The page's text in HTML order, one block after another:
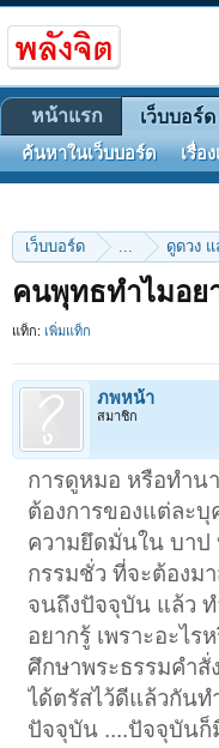
เว็บบอร์ด ... ดูดวง
คนพุทธทำไมอย
แท็ก: เพิ่มแท็ก
ภพหน้า
สมาชิก
การดูหมอ หรือทำน
ต้องการของแต่ละบุ
ความยึดมั่นใน บาป
กรรมชั่ว ที่จะต้องม
จนถึงปัจจุบัน แล้ว ท
อยากรู้ เพราะอะไร
ศึกษาพระธรรมคำ
ได้ตรัสไว้ดีแล้วกันท
ปัจจุบัน ....ปัจจุบันก็
หน้าแรก เว็บบอร์ด
ค้นหาในเว็บบอร์ด เรื่อ